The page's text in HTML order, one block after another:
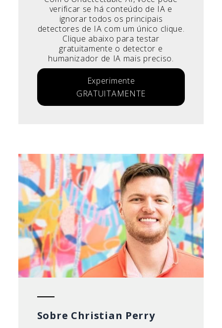
verificar se há conteúdo de IA e
ignorar todos os principais
detectores de IA com um único clique.
Clique abaixo para testar
gratuitamente o detector e
humanizador de IA mais preciso.
Experimente
GRATUITAMENTE
Sobre Christian Perry